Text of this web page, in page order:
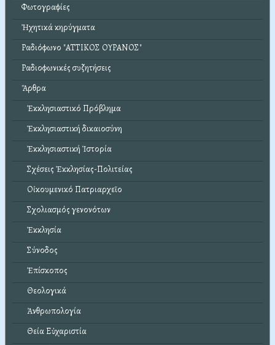
Φωτογραφίες
Ἠχητικά κηρύγματα
Ραδιόφωνο "ΑΤΤΙΚΟΣ ΟΥΡΑΝΟΣ"
Ραδιοφωνικές συζητήσεις
Ἄρθρα
Ἐκκλησιαστικό Πρόβλημα
Ἐκκλησιαστική δικαιοσύνη
Ἐκκλησιαστική Ἱστορία
Σχέσεις Ἐκκλησίας-Πολιτείας
Οἰκουμενικό Πατριαρχεῖο
Σχολιασμός γενονότων
Ἐκκλησία
Σύνοδος
Ἐπίσκοπος
Θεολογικά
Ἀνθρωπολογία
Θεία Εὐχαριστία